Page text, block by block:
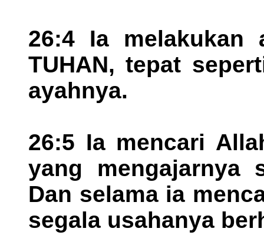
26:4 Ia melakukan
TUHAN, tepat
ayahnya.
26:5 Ia mencari
yang mengajarnya
Dan selama ia
segala usahanya